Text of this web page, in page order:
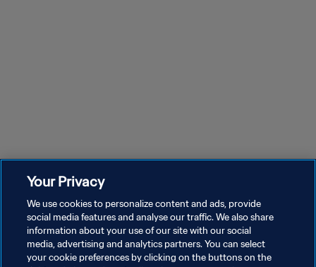
Your Privacy
We use cookies to personalize content and ads, provide
social media features and analyse our traffic. We also share
information about your use of our site with our social
media, advertising and analytics partners. You can select
your cookie preferences by clicking on the buttons on the